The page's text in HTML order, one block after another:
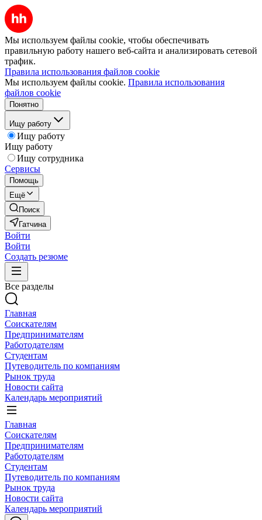
Мы используем файлы cookie, чтобы обеспечивать
правильную работу нашего веб-сайта и анализировать сетевой
трафик.
Правила использования файлов cookie
Мы используем файлы cookie. Правила использования
файлов cookie
Понятно
Ищу работу
Ищу работу
Ищу работу
Ищу сотрудника
Сервисы
Помощь
Ещё
Поиск
Гатчина
Войти
Войти
Создать резюме
Все разделы
Главная
Соискателям
Предпринимателям
Работодателям
Студентам
Путеводитель по компаниям
Рынок труда
Новости сайта
Календарь мероприятий
Главная
Соискателям
Предпринимателям
Работодателям
Студентам
Путеводитель по компаниям
Рынок труда
Новости сайта
Календарь мероприятий